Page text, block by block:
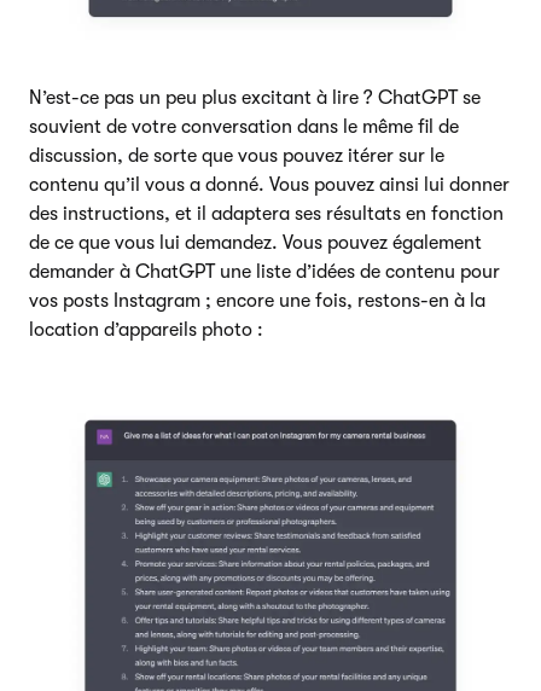
N’est-ce pas un peu plus excitant à lire ? ChatGPT se
souvient de votre conversation dans le même fil de
discussion, de sorte que vous pouvez itérer sur le
contenu qu’il vous a donné. Vous pouvez ainsi lui donner
des instructions, et il adaptera ses résultats en fonction
de ce que vous lui demandez. Vous pouvez également
demander à ChatGPT une liste d’idées de contenu pour
vos posts Instagram ; encore une fois, restons-en à la
location d’appareils photo :